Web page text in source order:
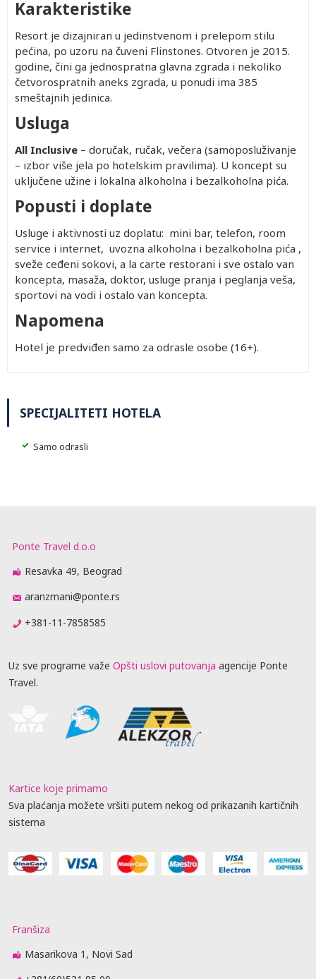
Karakteristike
Resort je dizajniran u jedinstvenom i prelepom stilu
pećina, po uzoru na čuveni Flinstones. Otvoren je 2015.
godine, čini ga jednospratna glavna zgrada i nekoliko
četvorospratnih aneks zgrada, u ponudi ima 385
smeštajnih jedinica.
Usluga
All Inclusive – doručak, ručak, večera (samoposluživanje
– izbor više jela po hotelskim pravilima). U koncept su
uključene užine i lokalna alkoholna i bezalkoholna pića.
Popusti i doplate
Usluge i aktivnosti uz doplatu: mini bar, telefon, room
service i internet, uvozna alkoholna i bezalkoholna pića ,
sveže ceđeni sokovi, a la carte restorani i sve ostalo van
koncepta, masaža, doktor, usluge pranja i peglanja veša,
sportovi na vodi i ostalo van koncepta.
Napomena
Hotel je predviđen samo za odrasle osobe (16+).
SPECIJALITETI HOTELA
Samo odrasli
Ponte Travel d.o.o
Resavka 49, Beograd
aranzmani@ponte.rs
+381-11-7858585
Uz sve programe važe Opšti uslovi putovanja agencije Ponte
Travel.
Kartice koje primamo
Sva plaćanja možete vršiti putem nekog od prikazanih kartičnih
sistema
Franšiza
Masarikova 1, Novi Sad